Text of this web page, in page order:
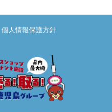
個人情報保護方針